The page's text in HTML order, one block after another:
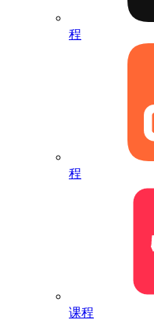
程
程
课程